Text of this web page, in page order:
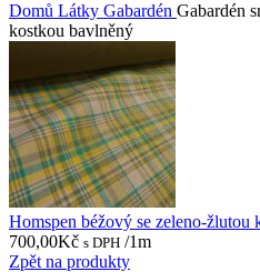
Domů Látky Gabardén Gabardén
kostkou bavlněný
Homspen béžový se zeleno-žlutou
700,00Kč s DPH /1m
Zpět na produkty